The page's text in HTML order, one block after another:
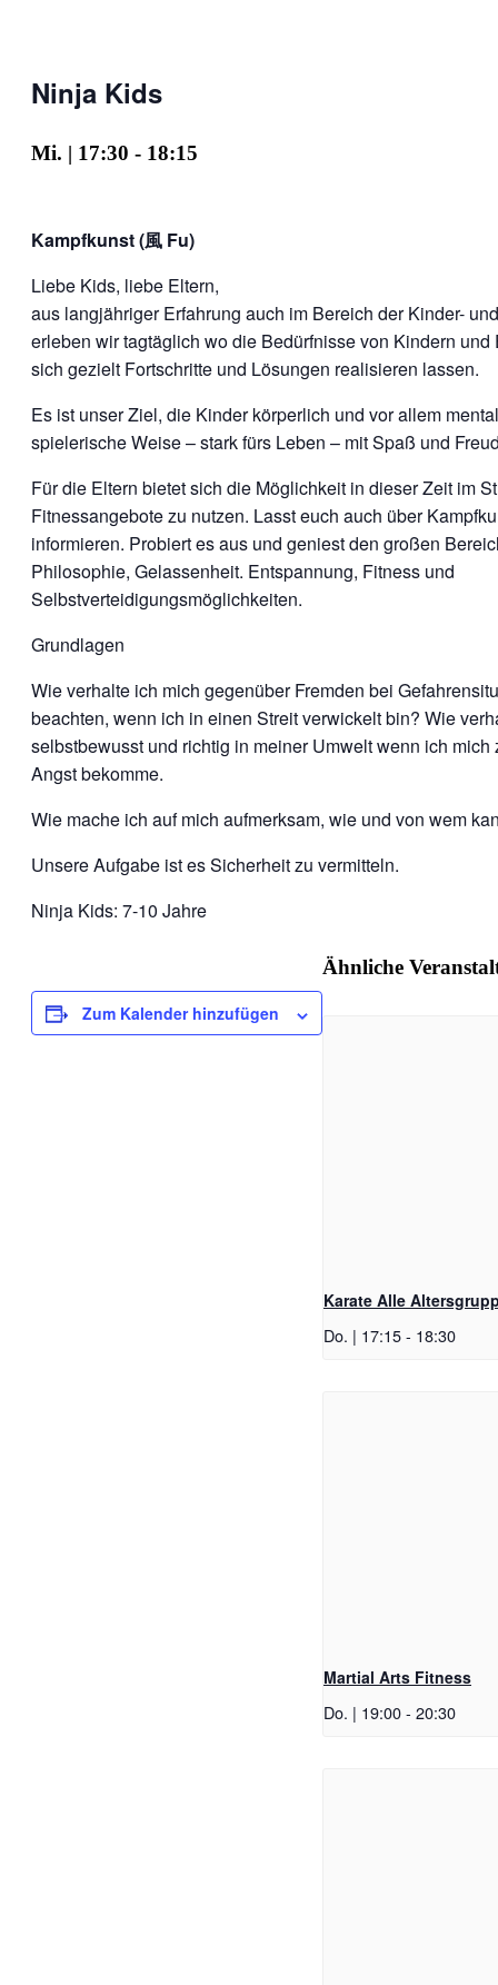
Ninja Kids
Mi. | 17:30 - 18:15
Kampfkunst (風 Fu)
Liebe Kids, liebe Eltern,
aus langjähriger Erfahrung auch im Bereich der Kinder-
erleben wir tagtäglich wo die Bedürfnisse von Kindern
sich gezielt Fortschritte und Lösungen realisieren lassen.
Es ist unser Ziel, die Kinder körperlich und vor allem
spielerische Weise – stark fürs Leben – mit Spaß und
Für die Eltern bietet sich die Möglichkeit in dieser Zeit im
Fitnessangebote zu nutzen. Lasst euch auch über
informieren. Probiert es aus und geniest den großen
Philosophie, Gelassenheit. Entspannung, Fitness und
Selbstverteidigungsmöglichkeiten.
Grundlagen
Wie verhalte ich mich gegenüber Fremden bei
beachten, wenn ich in einen Streit verwickelt bin? Wie
selbstbewusst und richtig in meiner Umwelt wenn ich mich
Angst bekomme.
Wie mache ich auf mich aufmerksam, wie und von wem
Unsere Aufgabe ist es Sicherheit zu vermitteln.
Ninja Kids: 7-10 Jahre
Zum Kalender hinzufügen
Ähnliche
Karate Alle
Do. | 17:15- 18:30
Martial Arts Fitness
Do. | 19:00- 20:30